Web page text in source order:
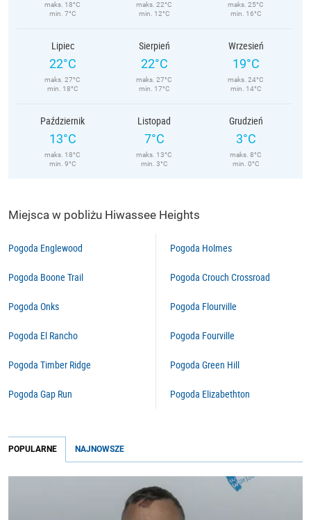
maks. 18°C
min. 7°C
maks. 22°C
min. 12°C
maks. 25°C
min. 16°C
Lipiec
22°C
maks. 27°C
min. 18°C
Sierpień
22°C
maks. 27°C
min. 17°C
Wrzesień
19°C
maks. 24°C
min. 14°C
Październik
13°C
maks. 18°C
min. 9°C
Listopad
7°C
maks. 13°C
min. 3°C
Grudzień
3°C
maks. 8°C
min. 0°C
Miejsca w pobliżu Hiwassee Heights
Pogoda Englewood
Pogoda Boone Trail
Pogoda Onks
Pogoda El Rancho
Pogoda Timber Ridge
Pogoda Gap Run
Pogoda Holmes
Pogoda Crouch Crossroad
Pogoda Flourville
Pogoda Fourville
Pogoda Green Hill
Pogoda Elizabethton
POPULARNE NAJNOWSZE